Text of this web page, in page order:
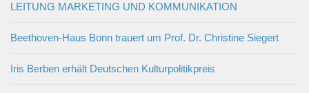
LEITUNG MARKETING UND KOMMUNIKATION
Beethoven-Haus Bonn trauert um Prof. Dr. Christine Siegert
Iris Berben erhält Deutschen Kulturpolitikpreis